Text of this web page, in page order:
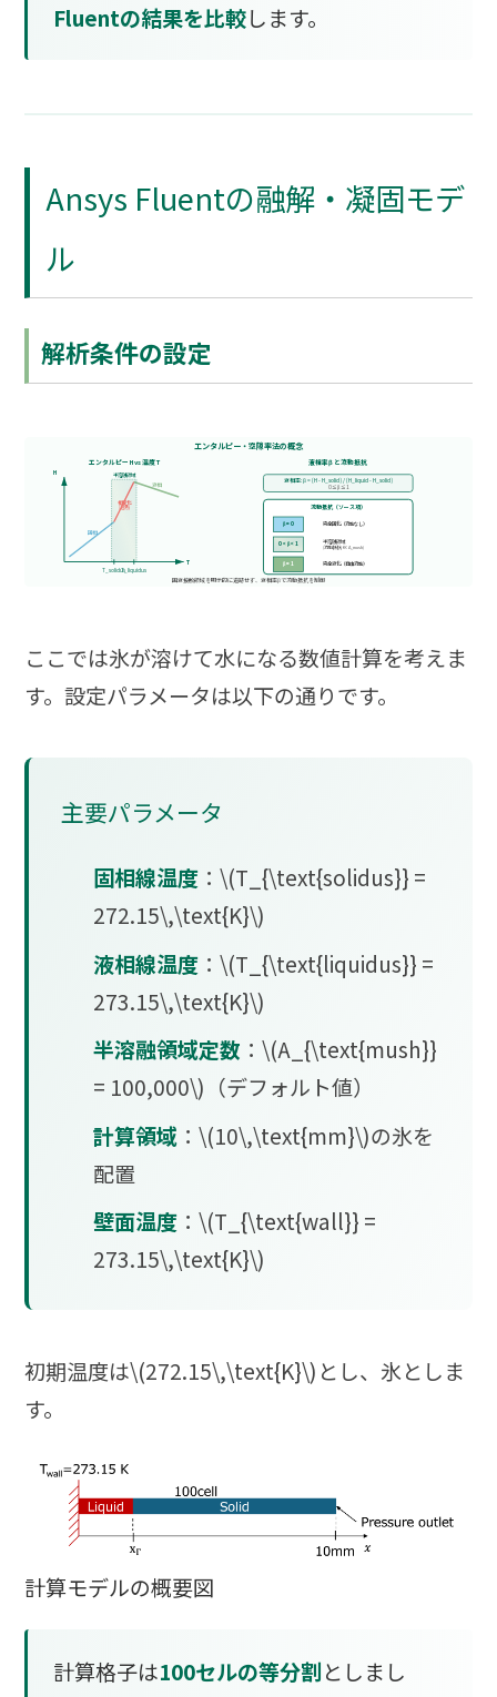
Fluentの結果を比較します。
Ansys Fluentの融解・凝固モデ
ル
解析条件の設定
エンタルピー・空隙率法の概念
エンタルピー H vs 温度 T
H
T
固相
相変化
(潜熱)
液相
T_solidusT_liquidus
半溶融領域
液相率β と流動抵抗
液相率: β = (H - H_solid) / (H_liquid - H_solid)
0 ≤ β ≤ 1
流動抵抗（ソース項）
β = 0 完全固化（流動なし）
0 < β < 1
半溶融領域
(流動抵抗 ∝ A_mush)
β = 1 完全液化（自由流動）
固液接触領域を明示的に追跡せず、液相率βで流動抵抗を制御
ここでは氷が溶けて水になる数値計算を考えま
す。設定パラメータは以下の通りです。
主要パラメータ
固相線温度：\(T_{\text{solidus}} =
272.15\,\text{K}\)
液相線温度：\(T_{\text{liquidus}} =
273.15\,\text{K}\)
半溶融領域定数 ：\(A_{\text{mush}}
= 100,000\)（デフォルト値）
計算領域：\(10\,\text{mm}\)の氷を
配置
壁面温度：\(T_{\text{wall}} =
273.15\,\text{K}\)
初期温度は\(272.15\,\text{K}\)とし、氷としま
す。
計算モデルの概要図
計算格子は100セルの等分割としまし